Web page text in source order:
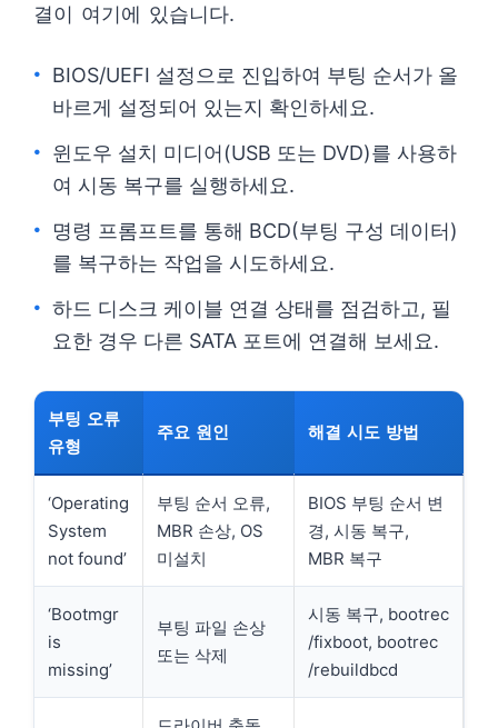
결이 여기에 있습니다.
BIOS/UEFI 설정으로 진입하여 부팅 순서가 올
바르게 설정되어 있는지 확인하세요.
윈도우 설치 미디어(USB 또는 DVD)를 사용하
여 시동 복구를 실행하세요.
명령 프롬프트를 통해 BCD(부팅 구성 데이터)
를 복구하는 작업을 시도하세요.
하드 디스크 케이블 연결 상태를 점검하고, 필
요한 경우 다른 SATA 포트에 연결해 보세요.
부팅 오류
유형
주요 원인 해결 시도 방법
‘Operating
System
not found’
부팅 순서 오류,
MBR 손상, OS
미설치
BIOS 부팅 순서 변
경, 시동 복구,
MBR 복구
‘Bootmgr
is
missing’
부팅 파일 손상
또는 삭제
시동 복구, bootrec
/fixboot, bootrec
/rebuildbcd